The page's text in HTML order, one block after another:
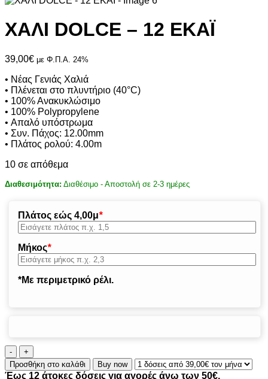
ΧΑΛΙ DOLCE – 12 ΕΚΑΪ
39,00€ με Φ.Π.Α. 24%
• Νέας Γενιάς Χαλιά
• Πλένεται στο πλυντήριο (40°C)
• 100% Ανακυκλώσιμο
• 100% Polypropylene
• Απαλό υπόστρωμα
• Συν. Πάχος: 12.00mm
• Πλάτος ρολού: 4.00m
10 σε απόθεμα
Διαθεσιμότητα: Διαθέσιμο - Αποστολή σε 2-3 ημέρες
Πλάτος εώς 4,00μ*
Μήκος*
*Με περιμετρικό ρέλι.
ΧΑΛΙ
DOLCE
-
Προσθήκη στο καλάθι Buy now
Έως 12 άτοκες δόσεις για αγορές άνω των 50€.